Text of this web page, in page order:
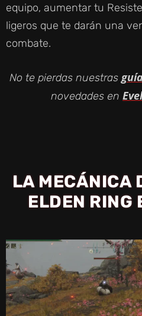
equipo, aumentar tu
ligeros que te darán una
combate.
No te pierdas nuestras
novedades en
LA MECÁNICA
ELDEN RING